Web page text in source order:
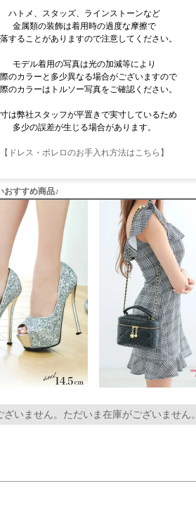
ハトメ、スタッズ、ラインストーンなど
金属類の装飾は着用時の過度な摩擦で
することがありますので注意してください。
モデル着用の写真は光の加減等により
のカラーと多少異なる場合がございますので
のカラーはトルソー写真をご確認ください。
は弊社スタッフが平置きで実寸しているため
多少の誤差が生じる場合があります。
【ドレス・ボレロのお手入れ方法はこちら】
おすすめ商品♪
ざいません。ただいま在庫がございません。